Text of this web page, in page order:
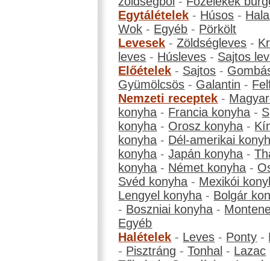
Egytálételek - Húsos -
Wok - Egyéb - Pörkölt
Levesek -Zöldségleves -
leves - Húsleves - Sajtos
Előételek - Sajtos -
Gyümölcsös - Galantin -
Nemzeti receptek -
konyha - Francia konyha -
konyha - Orosz konyha -
konyha - Dél-amerikai
konyha -Japán konyha -
konyha - Német konyha -
Svéd konyha - Mexikói
Lengyel konyha - Bolgár
- Boszniai konyha -
Egyéb
Halételek - Leves - Ponty -
- Pisztráng -Tonhal - Lazac